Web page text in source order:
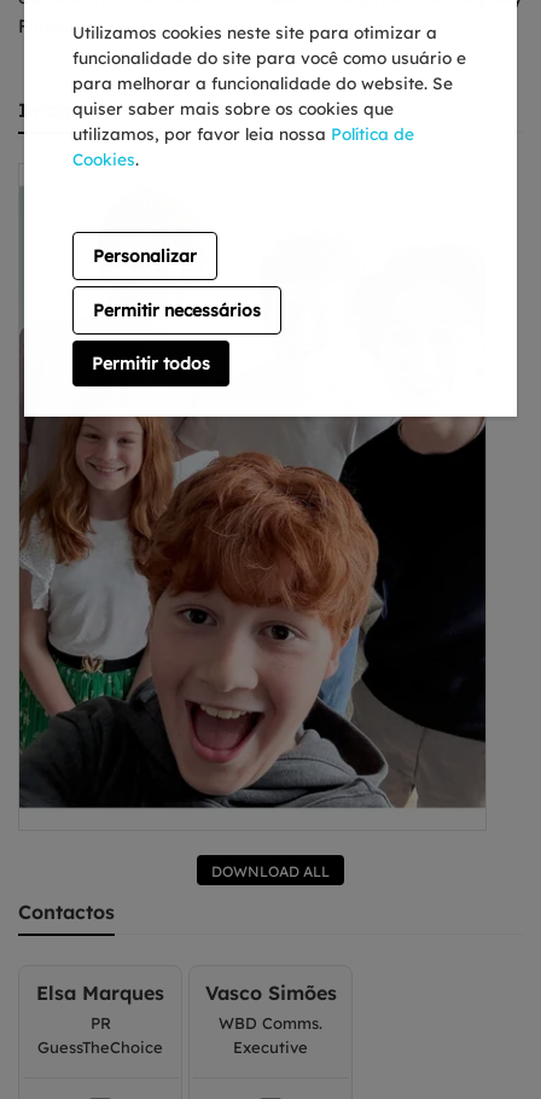
Utilizamos cookies neste site para otimizar a
funcionalidade do site para você como usuário e
para melhorar a funcionalidade do website. Se
quiser saber mais sobre os cookies que
utilizamos, por favor leia nossa Política de
Cookies.
Personalizar
Permitir necessários
Permitir todos
Films.
Imagens
DOWNLOAD ALL
Contactos
Elsa Marques
PR
GuessTheChoice
Vasco Simões
WBD Comms.
Executive